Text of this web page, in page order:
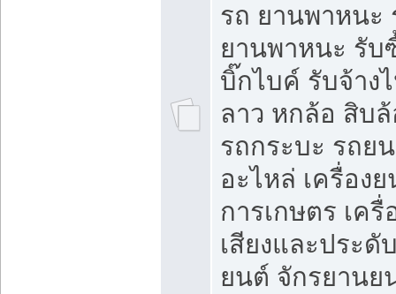
รถ ยานพาหนะ
ยานพาหนะ รับ
บิ๊กไบค์ รับจ้าง
ลาว หกล้อ สิบ
รถกระบะ รถย
อะไหล่ เครื่อง
การเกษตร เครื่
เสียงและประดั
ยนต์ จักรยานย